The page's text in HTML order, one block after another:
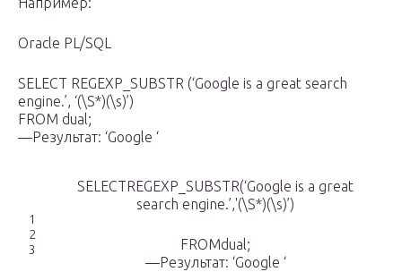
Oracle PL/SQL
SELECT REGEXP_SUBSTR (‘Google is a great search
engine.’, ‘(\S*)(\s)’)
FROM dual;
—Результат: ‘Google ‘
1
2
3
SELECTREGEXP_SUBSTR(‘Google is a great
search engine.’,'(\S*)(\s)’)
FROMdual;
—Результат: ‘Google ‘